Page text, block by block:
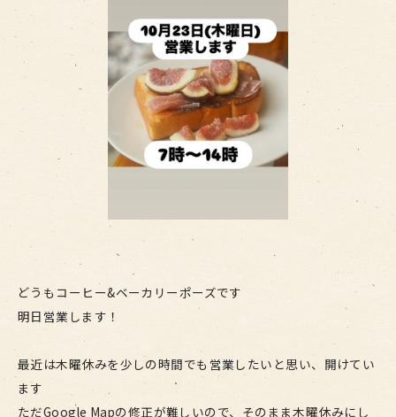
どうもコーヒー&ベーカリーポーズです
明日営業します！
最近は木曜休みを少しの時間でも営業したいと思い、開けてい
ます
ただGoogle Mapの修正が難しいので、そのまま木曜休みにし